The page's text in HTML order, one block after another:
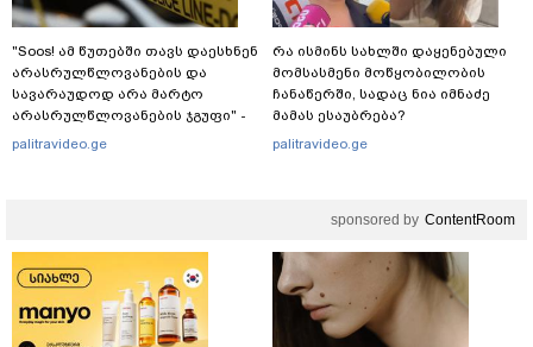
"Soos! ამ წუთებში თავს დაესხნენ
არასრულწლოვანების და
სავარაუდოდ არა მარტო
არასრულწლოვანების ჯგუფი" -
რა ინფორმაციას ავრცელებს
palitravideo.ge
რა ისმინს სახლში დაყენებული
მომსასმენი მოწყობილობის
ჩანაწერში, სადაც ნია იმნაძე
მამას ესაუბრება?
palitravideo.ge
sponsored by ContentRoom